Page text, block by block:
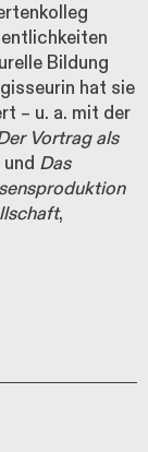
Bildung
hat sie
– u. a. mit der
Vortrag als
Das
,